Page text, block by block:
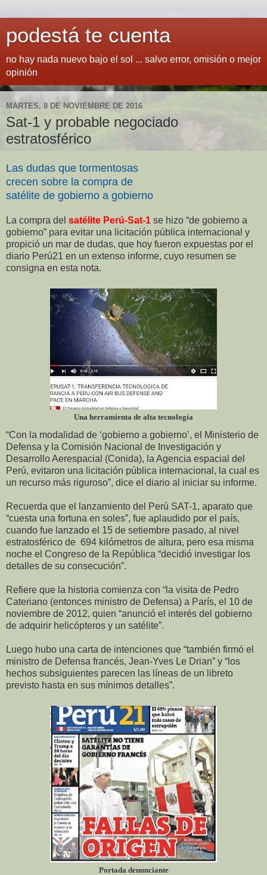
podestá te cuenta
no hay nada nuevo bajo el sol ... salvo error, omisión o mejor
opinión
MARTES, 8 DE NOVIEMBRE DE 2016
Sat-1 y probable negociado
estratosférico
Las dudas que tormentosas
crecen sobre la compra de
satélite de gobierno a gobierno
La compra del satélite Perú-Sat-1 se hizo “de gobierno a
gobierno” para evitar una licitación pública internacional y
propició un mar de dudas, que hoy fueron expuestas por el
diario Perú21 en un extenso informe, cuyo resumen se
consigna en esta nota.
Una herramienta de alta tecnología
“Con la modalidad de ‘gobierno a gobierno’, el Ministerio de
Defensa y la Comisión Nacional de Investigación y
Desarrollo Aerespacial (Conida), la Agencia espacial del
Perú, evitaron una licitación pública internacional, la cual es
un recurso más riguroso”, dice el diario al iniciar su informe.
Recuerda que el lanzamiento del Perú SAT-1, aparato que
“cuesta una fortuna en soles”, fue aplaudido por el país,
cuando fue lanzado el 15 de setiembre pasado, al nivel
estratosférico de 694 kilómetros de altura, pero esa misma
noche el Congreso de la República “decidió investigar los
detalles de su consecución”.
Refiere que la historia comienza con “la visita de Pedro
Cateriano (entonces ministro de Defensa) a París, el 10 de
noviembre de 2012, quien “anunció el interés del gobierno
de adquirir helicópteros y un satélite”.
Luego hubo una carta de intenciones que “también firmó el
ministro de Defensa francés, Jean-Yves Le Drian” y “los
hechos subsiguientes parecen las líneas de un libreto
previsto hasta en sus mínimos detalles”.
Portada denunciante